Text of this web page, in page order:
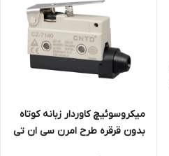
میکروسوئیچ کاوردار زبانه کوتاه
بدون قرقره طرح امرن سی ان تی